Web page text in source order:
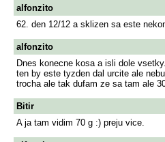
alfonzito
62. den 12/12 a sklizen sa este
alfonzito
Dnes konecne kosa a isli dole
ten by este tyzden dal urcite ale
trocha ale tak dufam ze sa tam ale
Bitir
A ja tam vidim 70 g :) preju vice.